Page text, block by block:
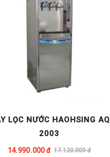
LỌC NƯỚC HAOHSING AQ
2003
14.990.000 đ 17.120.000 đ